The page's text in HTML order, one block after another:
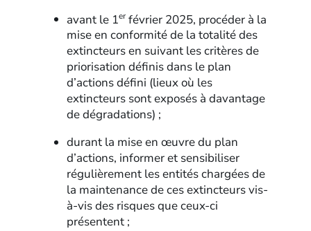
avant le 1er février 2025, procéder à la
mise en conformité de la totalité des
extincteurs en suivant les critères de
priorisation définis dans le plan
d’actions défini (lieux où les
extincteurs sont exposés à davantage
de dégradations) ;
durant la mise en œuvre du plan
d’actions, informer et sensibiliser
régulièrement les entités chargées de
la maintenance de ces extincteurs vis-
à-vis des risques que ceux-ci
présentent ;